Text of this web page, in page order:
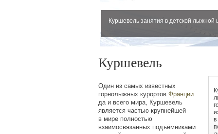
Куршевель занятия в детской лыжной
Куршевель
в
Один из самых известных
горнолыжных курортов Франции
да и всего мира, Куршевель
является частью крупнейшей
в мире полностью
взаимосвязанных подъёмниками